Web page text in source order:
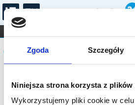
Zgoda Szczegóły
Niniejsza strona korzysta z plików
Wykorzystujemy pliki cookie w celu
FILHARMONIA OPERA I BALET
DLA DZIECI
Komunikat
Sprzedaż on-line została
sprawdź dostępność